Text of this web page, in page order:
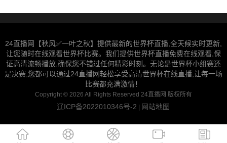
24直播网【秋风✅一叶之秋】提供最新的世界杯直播,全天候实时更新,
让您随时在线观看世界杯比赛。我们提供世界杯直播免费在线观看,保
证高清流畅播放,确保您不错过任何精彩时刻。无论是世界杯小组赛还
是决赛,您都可以通过24直播网轻松享受高清世界杯在线直播,让每一场
比赛都充满激情！
Copyright © 2026 All Rights Reserved 24直播网 版权所有
辽ICP备2022010346号-2 | 网站地图